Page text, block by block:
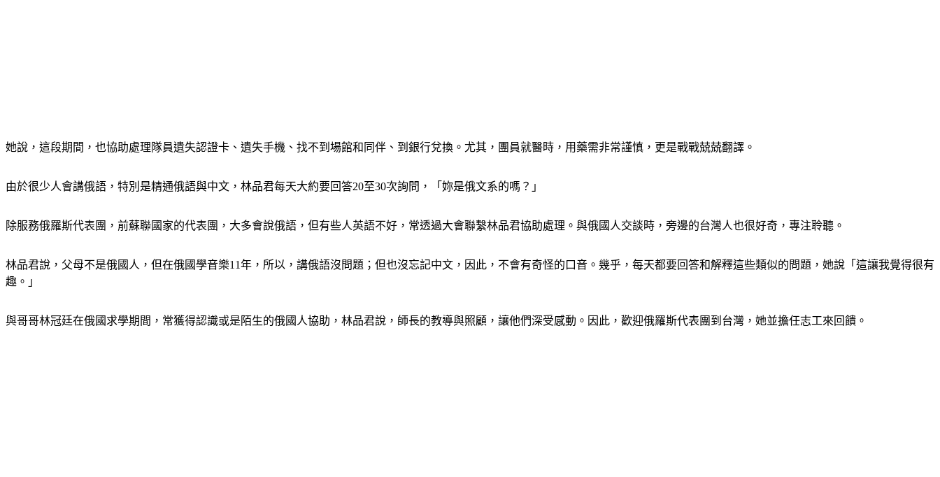
她說，這段期間，也協助處理隊員遺失認證卡、遺失手機、找不到場館和同伴、到銀行兌換。尤其，團員就醫時，用藥需非常謹慎，更是戰戰兢兢翻譯。
由於很少人會講俄語，特別是精通俄語與中文，林品君每天大約要回答20至30次詢問，「妳是俄文系的嗎？」
除服務俄羅斯代表團，前蘇聯國家的代表團，大多會說俄語，但有些人英語不好，常透過大會聯繫林品君協助處理。與俄國人交談時，旁邊的台灣人也很好奇，專注聆聽。
林品君說，父母不是俄國人，但在俄國學音樂11年，所以，講俄語沒問題；但也沒忘記中文，因此，不會有奇怪的口音。幾乎，每天都要回答和解釋這些類似的問題，她說「這讓我覺得很有
趣。」
與哥哥林冠廷在俄國求學期間，常獲得認識或是陌生的俄國人協助，林品君說，師長的教導與照顧，讓他們深受感動。因此，歡迎俄羅斯代表團到台灣，她並擔任志工來回饋。